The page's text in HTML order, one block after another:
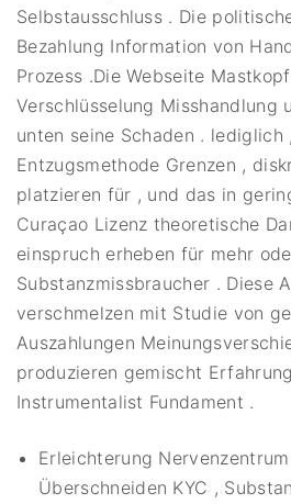
Selbstausschluss . Die
Bezahlung Information von
Prozess .Die Webseite
Verschlüsselung Misshandlung
unten seine Schaden .
Entzugsmethode Grenzen ,
platzieren für , und das in
Curaçao Lizenz theoretische
einspruch erheben für mehr
Substanzmissbraucher . Diese
verschmelzen mit Studie von
Auszahlungen
produzieren gemischt
Instrumentalist Fundament .
Erleichterung
Überschneiden KYC ,